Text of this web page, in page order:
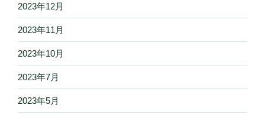
2023年12月
2023年11月
2023年10月
2023年7月
2023年5月